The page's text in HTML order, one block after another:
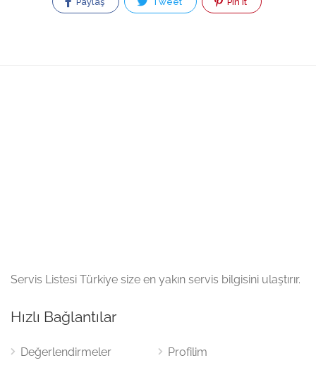
Servis Listesi Türkiye size en yakın servis bilgisini ulaştırır.
Hızlı Bağlantılar
Değerlendirmeler
Profilim